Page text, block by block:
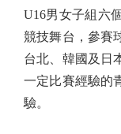
U16男女子組六
競技舞台，參賽
台北、韓國及日
一定比賽經驗的
驗。